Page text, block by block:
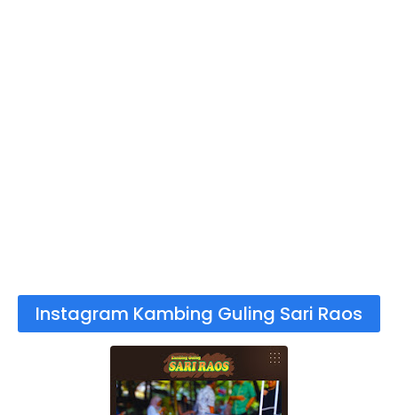
Instagram Kambing Guling Sari Raos